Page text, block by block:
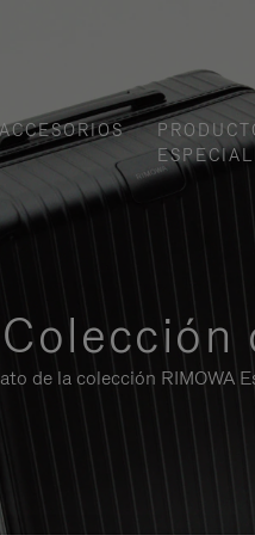
ACCESORIOS
Colección
de la colección RIMOWA